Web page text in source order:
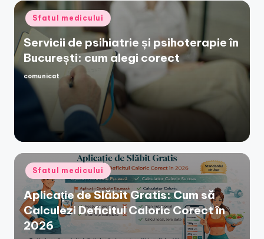
Posted
in
Sfatul medicului
Servicii de psihiatrie și psihoterapie în
București: cum alegi corect
Posted
by
comunicat
Posted
in
Sfatul medicului
Aplicație de Slăbit Gratis: Cum să
Calculezi Deficitul Caloric Corect în
2026